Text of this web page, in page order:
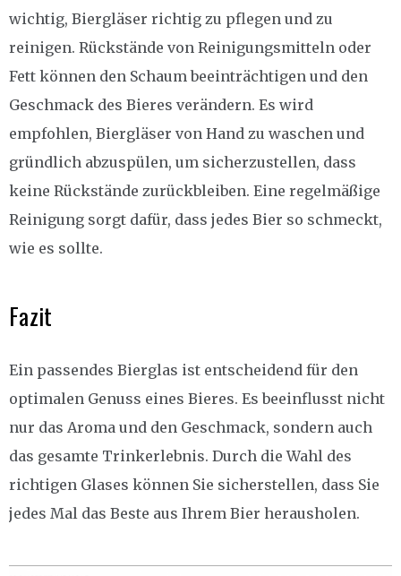
wichtig, Biergläser richtig zu pflegen und zu
reinigen. Rückstände von Reinigungsmitteln oder
Fett können den Schaum beeinträchtigen und den
Geschmack des Bieres verändern. Es wird
empfohlen, Biergläser von Hand zu waschen und
gründlich abzuspülen, um sicherzustellen, dass
keine Rückstände zurückbleiben. Eine regelmäßige
Reinigung sorgt dafür, dass jedes Bier so schmeckt,
wie es sollte.
Fazit
Ein passendes Bierglas ist entscheidend für den
optimalen Genuss eines Bieres. Es beeinflusst nicht
nur das Aroma und den Geschmack, sondern auch
das gesamte Trinkerlebnis. Durch die Wahl des
richtigen Glases können Sie sicherstellen, dass Sie
jedes Mal das Beste aus Ihrem Bier herausholen.